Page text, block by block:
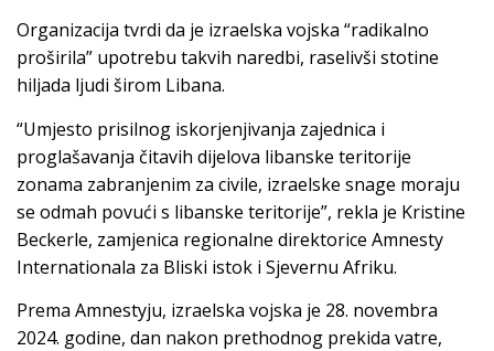
Organizacija tvrdi da je izraelska vojska “radikalno
proširila” upotrebu takvih naredbi, raselivši stotine
hiljada ljudi širom Libana.
“Umjesto prisilnog iskorjenjivanja zajednica i
proglašavanja čitavih dijelova libanske teritorije
zonama zabranjenim za civile, izraelske snage moraju
se odmah povući s libanske teritorije”, rekla je Kristine
Beckerle, zamjenica regionalne direktorice Amnesty
Internationala za Bliski istok i Sjevernu Afriku.
Prema Amnestyju, izraelska vojska je 28. novembra
2024. godine, dan nakon prethodnog prekida vatre,